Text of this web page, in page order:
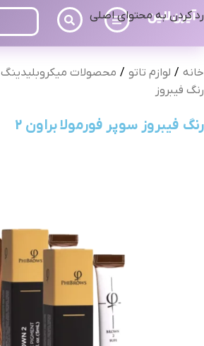
رد کردن به محتوای اصلی
خانه / لوازم تاتو / محصولات میکروبلیدینگ
رنگ فیبروز
رنگ فیبروز سوپر فورمولا براون 2